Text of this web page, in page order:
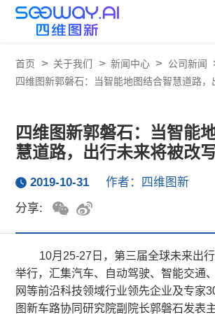
首页 > 关于我们 > 新闻中心 > 公司新闻
四维图新郭磐石：当智能地图结合智慧道路，
四维图新郭磐石：当智能
慧道路，出行未来将被改
2019-10-31
作者：四维图新
分享:
10月25-27日，第三届全球未来出
举行，汇集汽车、自动驾驶、智能交通
网等前沿科技领域行业领先企业及专家
图新车路协同研究院副院长郭磐石发表